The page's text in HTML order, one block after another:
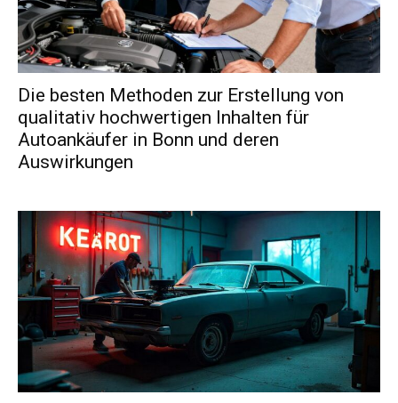
Die besten Methoden zur Erstellung von
qualitativ hochwertigen Inhalten für
Autoankäufer in Bonn und deren
Auswirkungen